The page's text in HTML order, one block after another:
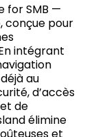
for SMB —
conçue pour
intégrant
au
d’accès
de
élimine
et